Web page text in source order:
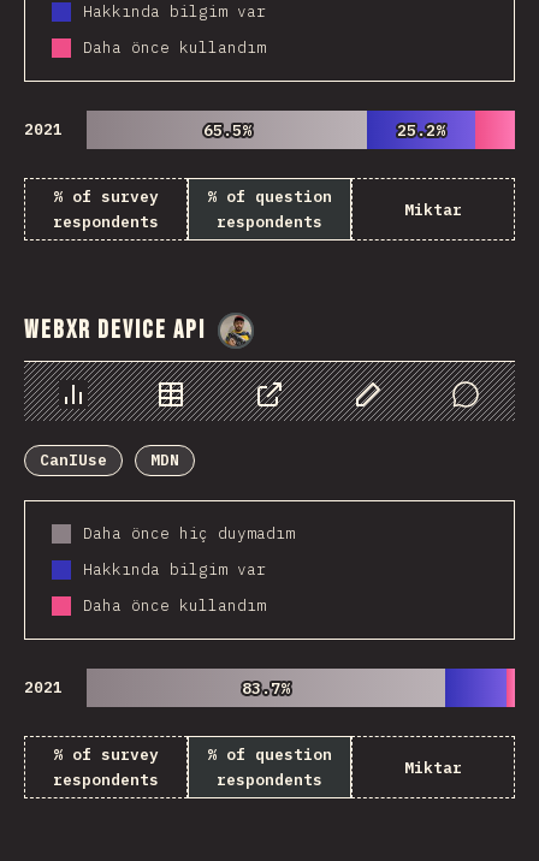
Hakkında bilgim var
Daha önce kullandım
2021 65.5%
65.5% 25.2%
25.2%
% of survey
respondents
% of question
respondents
Miktar
WebXR Device API
Chart Data Share Customize Data
Comments
CanIUse
MDN
Daha önce hiç duymadım
Hakkında bilgim var
Daha önce kullandım
2021 83.7%
83.7%
% of survey
respondents
% of question
respondents
Miktar